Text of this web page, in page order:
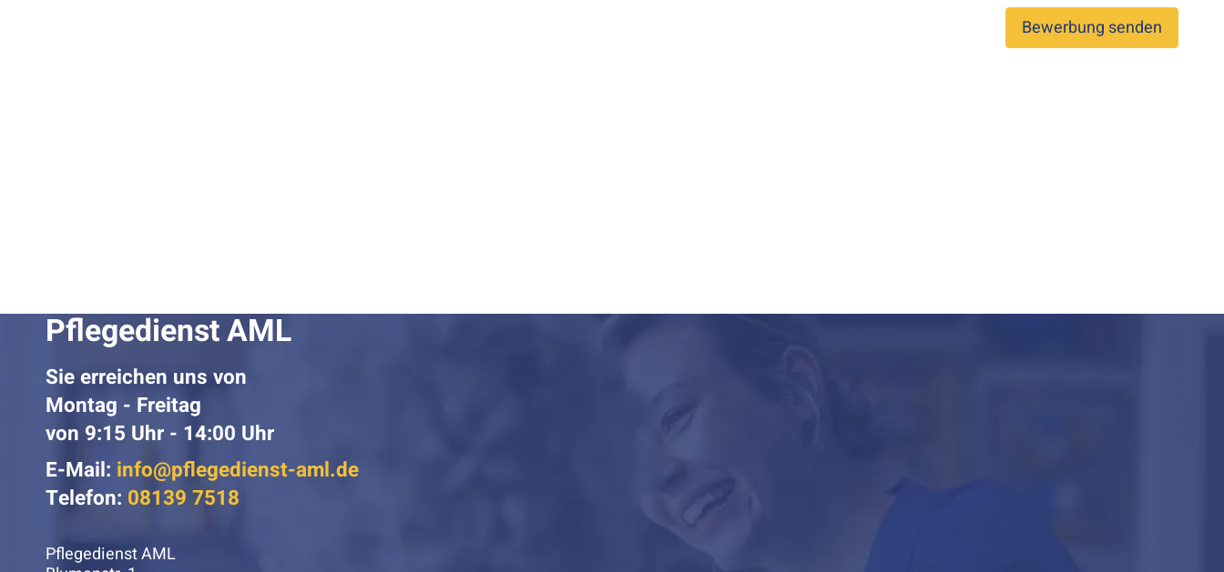
Bewerbung senden
Pflegedienst AML
Sie erreichen uns von
Montag - Freitag
von 9:15 Uhr - 14:00 Uhr
E-Mail: info@pflegedienst-aml.de
Telefon: 08139 7518
Pflegedienst AML